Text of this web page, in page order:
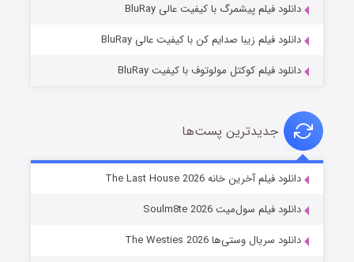
خاندان اژدها فصل ۳
دانلود فیلم پیشمرگ با کیفیت عالی BluRay
دانلود فیلم زیبا صدایم کن با کیفیت عالی BluRay
دانلود فیلم کوکتل مولوتوف با کیفیت BluRay
جدیدترین پست‌ها
دانلود فیلم آخرین خانه The Last House 2026
دانلود فیلم سول‌میت Soulm8te 2026
دانلود سریال وستی‌ها The Westies 2026